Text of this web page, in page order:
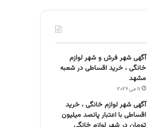
آگهی شهر فرش و شهر لوازم
خانگی ، خرید اقساطی در شعبه
مشهد
۱۱ می ۲۰۲۶
آگهی شهر لوازم خانگی ، خرید
اقساطی با اعتبار پانصد میلیون